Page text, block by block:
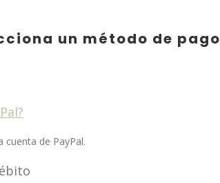
un método de pago
cuenta de PayPal.